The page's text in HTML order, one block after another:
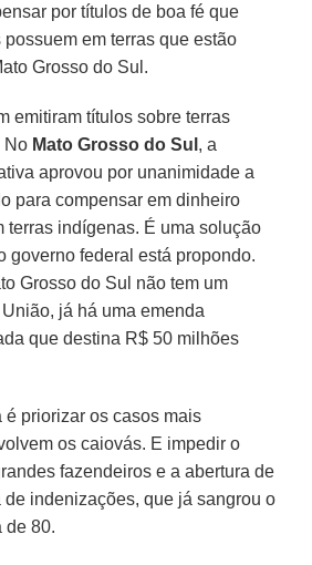
por títulos de boa fé que
em terras que estão
Grosso do Sul.
emitiram títulos sobre terras
No Mato Grosso do Sul , a
aprovou por unanimidade a
para compensar em dinheiro
terras indígenas. É uma solução
governo federal está propondo.
Grosso do Sul não tem um
já há uma emenda
que destina R$ 50 milhões
é priorizar os casos mais
os caiovás. E impedir o
fazendeiros e a abertura de
de indenizações, que já sangrou o
de 80.